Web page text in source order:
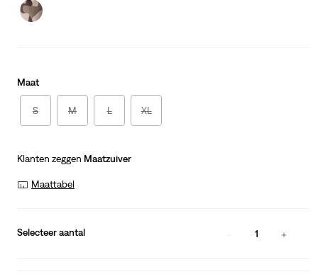
Maat
S M L XL
Klanten zeggen Maatzuiver
Maattabel
Selecteer aantal 1